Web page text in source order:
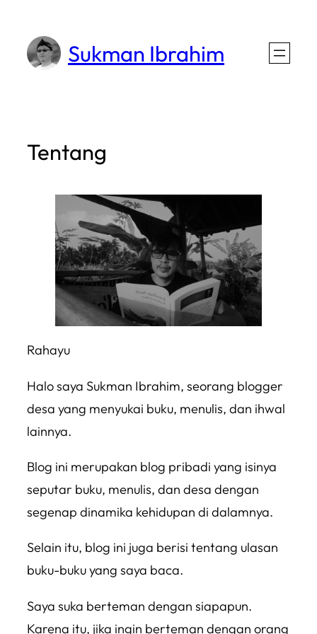
konten
Sukman Ibrahim
Tentang
Rahayu
Halo saya Sukman Ibrahim, seorang blogger
desa yang menyukai buku, menulis, dan ihwal
lainnya.
Blog ini merupakan blog pribadi yang isinya
seputar buku, menulis, dan desa dengan
segenap dinamika kehidupan di dalamnya.
Selain itu, blog ini juga berisi tentang ulasan
buku-buku yang saya baca.
Saya suka berteman dengan siapapun.
Karena itu, jika ingin berteman dengan orang